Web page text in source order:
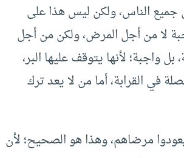
الناس، ولكن ليس هذا على
لا من أجل المرض، ولكن من أجل
واجبة؛ لأنها يتوقف عليها البر،
في القرابة، أما من لا يعد ترك
مرضاهم، وهذا هو الصحيح؛ لأن